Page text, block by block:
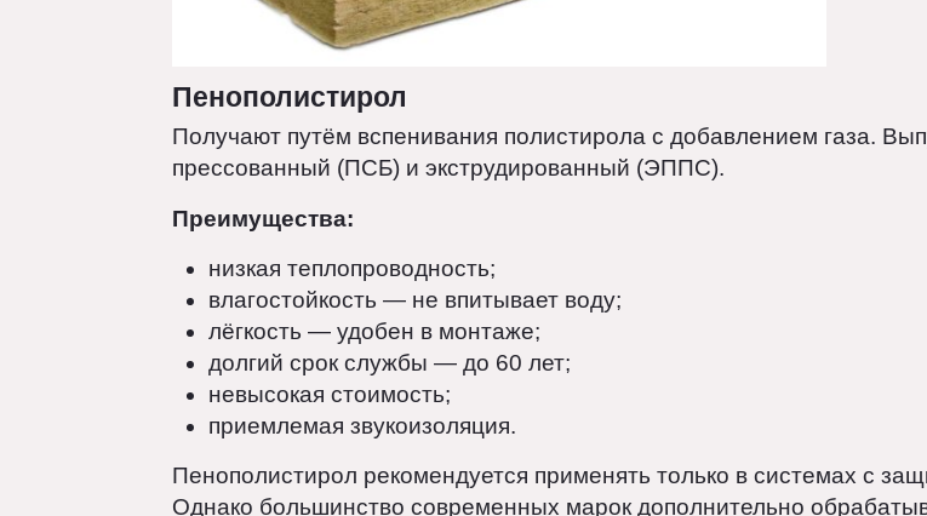
Пенополистирол
Получают путём вспенивания полистирола с добавлением
прессованный (ПСБ) и экструдированный (ЭППС).
низкая теплопроводность;
влагостойкость — не впитывает воду;